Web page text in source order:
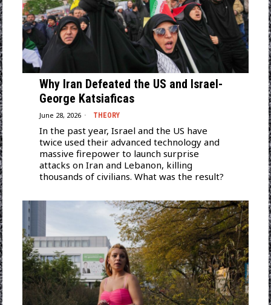
Why Iran Defeated the US and Israel-
George Katsiaficas
June 28, 2026 THEORY
In the past year, Israel and the US have
twice used their advanced technology and
massive firepower to launch surprise
attacks on Iran and Lebanon, killing
thousands of civilians. What was the result?